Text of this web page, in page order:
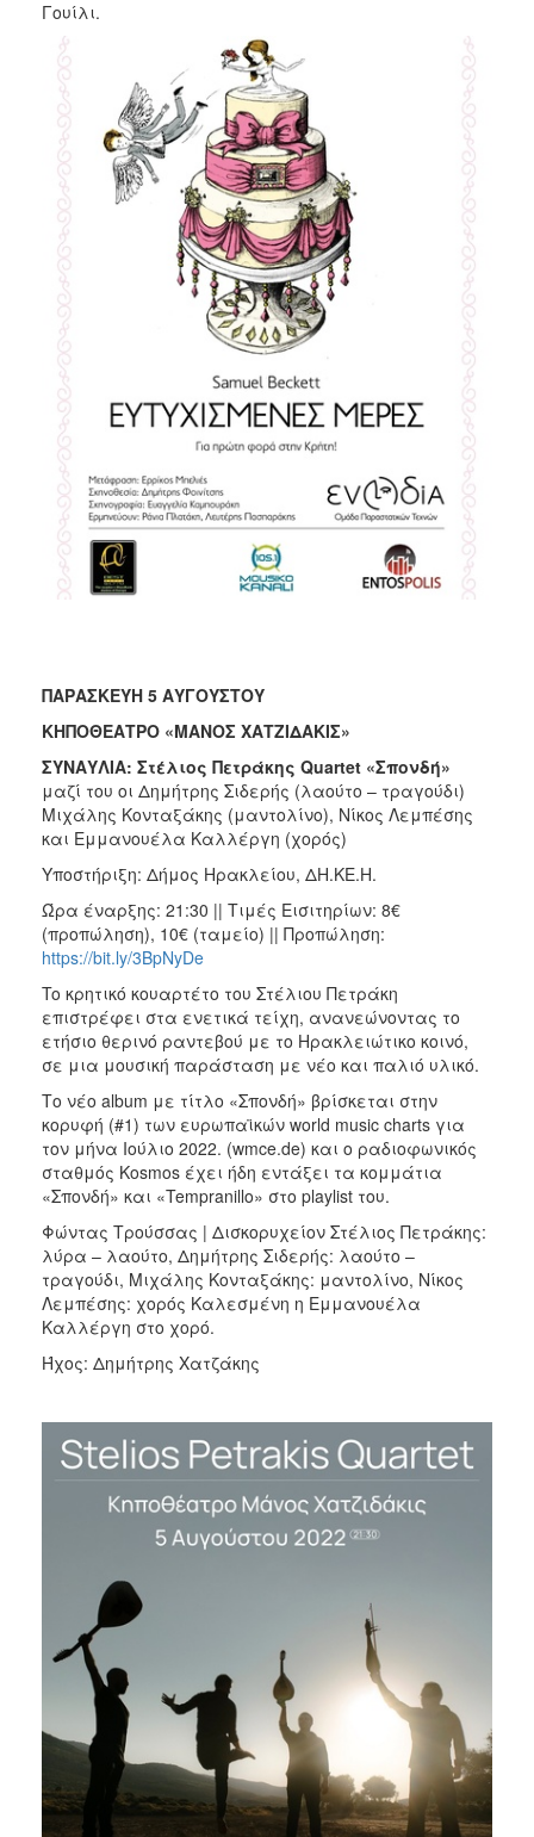
Γουίλι.
ΠΑΡΑΣΚΕΥΗ 5 ΑΥΓΟΥΣΤΟΥ
ΚΗΠΟΘΕΑΤΡΟ «ΜΑΝΟΣ ΧΑΤΖΙΔΑΚΙΣ»
ΣΥΝΑΥΛΙΑ: Στέλιος Πετράκης Quartet «Σπονδή»
μαζί του οι Δημήτρης Σιδερής (λαούτο – τραγούδι)
Μιχάλης Κονταξάκης (μαντολίνο), Νίκος Λεμπέσης
και Εμμανουέλα Καλλέργη (χορός)
Υποστήριξη: Δήμος Ηρακλείου, ΔΗ.ΚΕ.Η.
Ώρα έναρξης: 21:30 || Τιμές Εισιτηρίων: 8€
(προπώληση), 10€ (ταμείο) || Προπώληση:
https://bit.ly/3BpNyDe
To κρητικό κουαρτέτο του Στέλιου Πετράκη
επιστρέφει στα ενετικά τείχη, ανανεώνοντας το
ετήσιο θερινό ραντεβού με το Ηρακλειώτικο κοινό,
σε μια μουσική παράσταση με νέο και παλιό υλικό.
Το νέο album με τίτλο «Σπονδή» βρίσκεται στην
κορυφή (#1) των ευρωπαϊκών world music charts για
τον μήνα Ιούλιο 2022. (wmce.de) και ο ραδιοφωνικός
σταθμός Kosmos έχει ήδη εντάξει τα κομμάτια
«Σπονδή» και «Tempranillo» στο playlist του.
Φώντας Τρούσσας | Δισκορυχείον Στέλιος Πετράκης:
λύρα – λαούτο, Δημήτρης Σιδερής: λαούτο –
τραγούδι, Μιχάλης Κονταξάκης: μαντολίνο, Νίκος
Λεμπέσης: χορός Καλεσμένη η Εμμανουέλα
Καλλέργη στο χορό.
Ήχος: Δημήτρης Χατζάκης